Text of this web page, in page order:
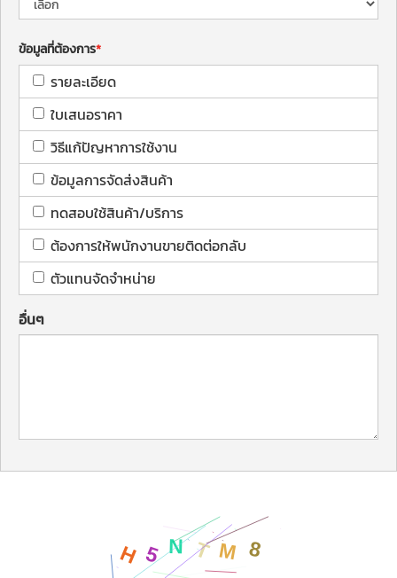
ข้อมูลที่ต้องการ
รายละเอียด
ใบเสนอราคา
วิธีแก้ปัญหาการใช้งาน
ข้อมูลการจัดส่งสินค้า
ทดสอบใช้สินค้า/บริการ
ต้องการให้พนักงานขายติดต่อกลับ
ตัวแทนจัดจำหน่าย
อื่นๆ